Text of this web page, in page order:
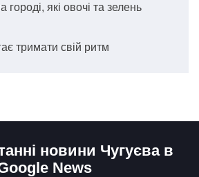
городі, які овочі та зелень
тримати свій ритм
новини Чугуєва в
News